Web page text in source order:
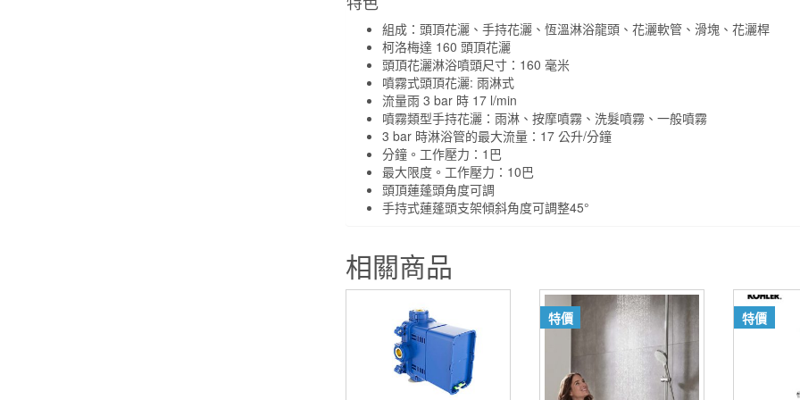
數
組成：頭頂花灑、手持花灑、恆溫淋浴龍頭、花灑軟管、滑塊、花灑桿
柯洛梅達 160 頭頂花灑
頭頂花灑淋浴噴頭尺寸：160 毫米
噴霧式頭頂花灑: 雨淋式
流量雨 3 bar 時 17 l/min
噴霧類型手持花灑：雨淋、按摩噴霧、洗髮噴霧、一般噴霧
3 bar 時淋浴管的最大流量：17 公升/分鐘
分鐘。工作壓力：1巴
最大限度。工作壓力：10巴
頭頂蓮蓬頭角度可調
手持式蓮蓬頭支架傾斜角度可調整45°
相關商品
特價 特價